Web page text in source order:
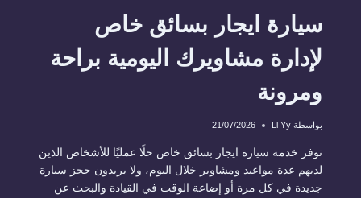
سيارة ايجار بسائق خاص
لإدارة مشاويرك اليومية براحة
ومرونة
بواسطة Ll Yy
21/07/2026
توفر خدمة سيارة ايجار بسائق خاص حلًا عمليًا للأشخاص الذين
لديهم عدة مواعيد ومشاوير خلال اليوم، ولا يريدون حجز سيارة
جديدة في كل مرة أو إضاعة الوقت في القيادة والبحث عن